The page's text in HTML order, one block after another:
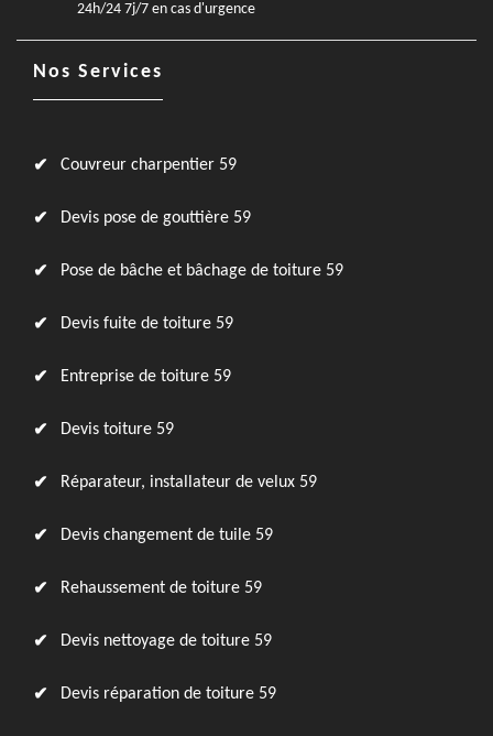
24h/24 7j/7 en cas d'urgence
Nos Services
Couvreur charpentier 59
Devis pose de gouttière 59
Pose de bâche et bâchage de toiture 59
Devis fuite de toiture 59
Entreprise de toiture 59
Devis toiture 59
Réparateur, installateur de velux 59
Devis changement de tuile 59
Rehaussement de toiture 59
Devis nettoyage de toiture 59
Devis réparation de toiture 59